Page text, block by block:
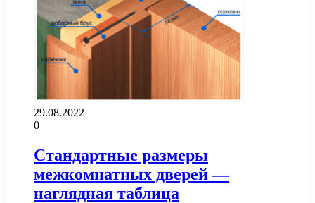
29.08.2022
0
Стандартные размеры
межкомнатных дверей —
наглядная таблица